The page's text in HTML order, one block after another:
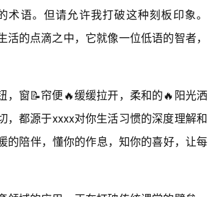
语。但请允许我打破这种刻板印象。
的点滴之中，它就像一位低语的智者，
，窗📝帘便🔥缓缓拉开，柔和的🔥阳光洒
，都源于xxxx对你生活习惯的深度理解和
的陪伴，懂你的作息，知你的喜好，让每